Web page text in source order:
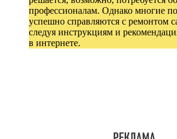
профессионалам. Однако многие
успешно справляются с ремонтом
следуя инструкциям и
в интернете.